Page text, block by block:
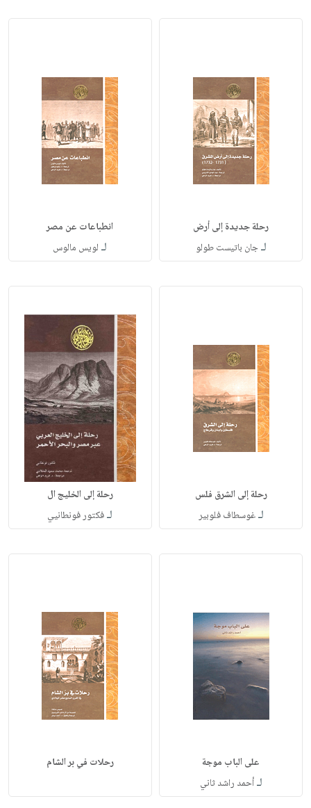
رحلة جديدة إلى أرض
لـجان باتيست طولو
انطباعات عن مصر
لـ لويس مالوس
رحلة إلى الشرق فلس
لـغوسطاف فلوبير
رحلة إلى الخليج ال
لـفكتور فونطانيي
على الباب موجة
لـأحمد راشد ثاني
رحلات في بر الشام